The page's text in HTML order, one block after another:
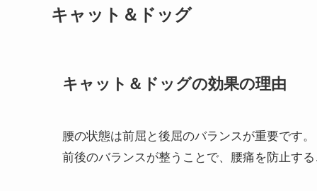
キャット＆ドッグ
キャット＆ドッグの効果の理由
腰の状態は前屈と後屈のバランスが重要です。
前後のバランスが整うことで、腰痛を防止する